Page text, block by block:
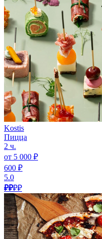
Kostis
Пицца
2 ч.
от 5 000 ₽
600 ₽
5.0
₽₽₽₽